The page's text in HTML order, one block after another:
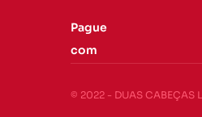
Pague
com
© 2022 - DUAS CABEÇAS